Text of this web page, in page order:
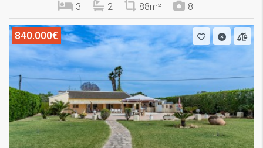
3 2 88m² 8
840.000€